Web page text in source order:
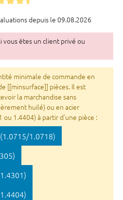
depuis le 09.08.2026
vous êtes un client privé ou
minimale de commande en
[[minsurface]] pièces. Il est
la marchandise sans
huilé) ou en acier
ou 1.4404) à partir d'une pièce :
1.0718)